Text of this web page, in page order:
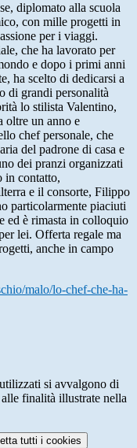
diplomato alla scuola
con mille progetti in
per i viaggi.
che ha lavorato per
e dopo i primi anni
ha scelto di dedicarsi a
di grandi personalità
lo stilista Valentino,
oltre un anno e
chef personale, che
del padrone di casa e
dei pranzi organizzati
in contatto,
e il consorte, Filippo
particolarmente piaciuti
ed è rimasta in colloquio
lei. Offerta regale ma
anche in campo
malo/lo-chef-che-ha-
si avvalgono di
finalità illustrate nella
tutti i cookies